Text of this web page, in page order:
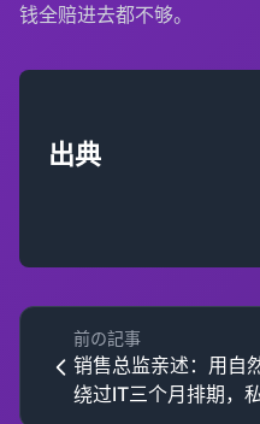
钱全赔进去都不够。
出典
前の記事
销售总监亲述：用自
绕过IT三个月排期，